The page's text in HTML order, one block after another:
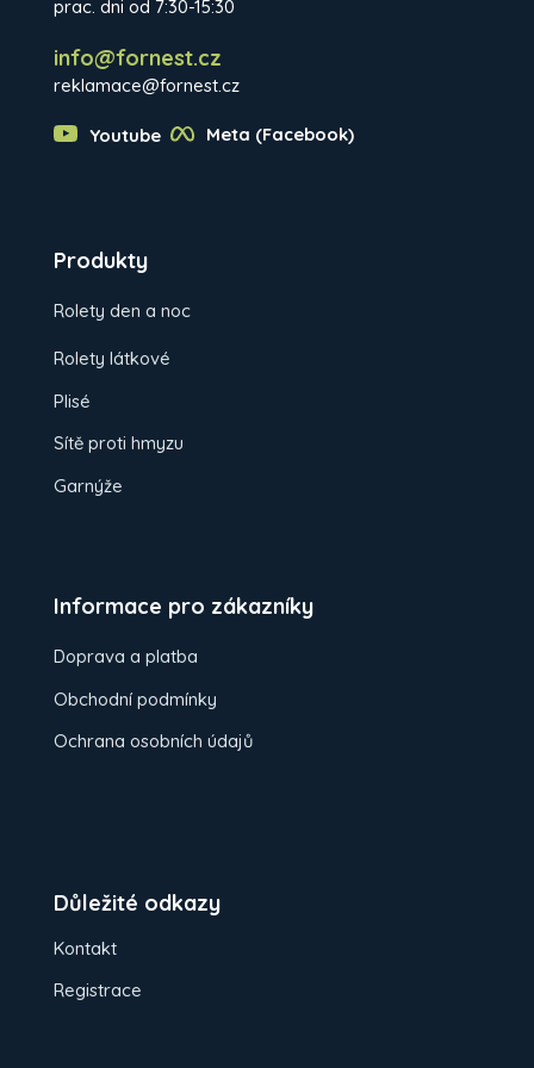
prac. dni od 7:30-15:30
info@fornest.cz
reklamace@fornest.cz
Youtube Meta (Facebook)
Produkty
Rolety den a noc
Rolety látkové
Plisé
Sítě proti hmyzu
Garnýže
Informace pro zákazníky
Doprava a platba
Obchodní podmínky
Ochrana osobních údajů
Důležité odkazy
Kontakt
Registrace